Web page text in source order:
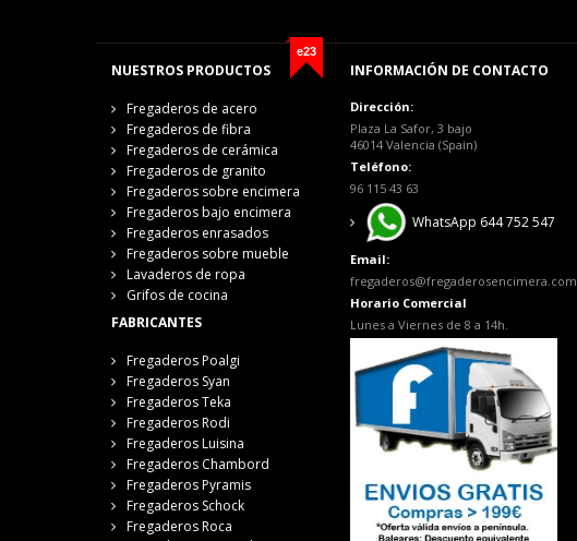
e23
NUESTROS PRODUCTOS
Fregaderos de acero
Fregaderos de fibra
Fregaderos de cerámica
Fregaderos de granito
Fregaderos sobre encimera
Fregaderos bajo encimera
Fregaderos enrasados
Fregaderos sobre mueble
Lavaderos de ropa
Grifos de cocina
FABRICANTES
Fregaderos Poalgi
Fregaderos Syan
Fregaderos Teka
Fregaderos Rodi
Fregaderos Luisina
Fregaderos Chambord
Fregaderos Pyramis
Fregaderos Schock
Fregaderos Roca
INFORMACIÓN DE CONTACTO
Dirección:
Plaza La Safor, 3 bajo
46014 Valencia (Spain)
Teléfono:
96 115 43 63
WhatsApp 644 752 547
Email:
fregaderos@fregaderosencimera.com
Horario Comercial
Lunes a Viernes de 8 a 14h.